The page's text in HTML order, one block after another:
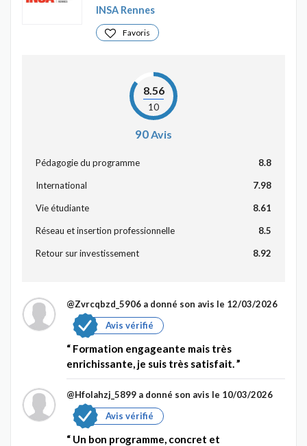
INSA Rennes
Favoris
8.56
10
90 Avis
Pédagogie du programme 8.8
International 7.98
Vie étudiante 8.61
Réseau et insertion professionnelle 8.5
Retour sur investissement 8.92
@Zvrcqbzd_5906 a donné son avis le 12/03/2026
Avis vérifié
Formation engageante mais très
enrichissante, je suis très satisfait.
@Hfolahzj_5899 a donné son avis le 10/03/2026
Avis vérifié
Un bon programme, concret et